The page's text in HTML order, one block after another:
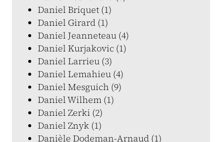
Daniel Briquet (1)
Daniel Girard (1)
Daniel Jeanneteau (4)
Daniel Kurjakovic (1)
Daniel Larrieu (3)
Daniel Lemahieu (4)
Daniel Mesguich (9)
Daniel Wilhem (1)
Daniel Zerki (2)
Daniel Znyk (1)
Danièle Dodeman-Arnaud (1)